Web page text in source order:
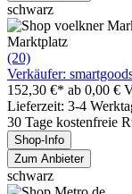
schwarz
Marktplatz
(20)
Verkäufer:
152,30 €* ab 0,00 €
Lieferzeit: 3-4
30 Tage kostenfreie
Shop-Info
Zum Anbieter
schwarz